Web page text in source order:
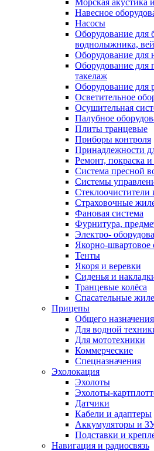
Морская акустика
Навесное
Насосы
Оборудование для
воднолыжника,
Оборудование для
Оборудование для
такелаж
Оборудование для
Осветительное
Осушительная
Палубное
Плиты транцевые
Приборы контроля
Принадлежности
Ремонт, покраска
Система пресной
Системы
Стеклоочистители
Страховочные
Фановая система
Фурнитура,
Электро-
Якорно-швартовое
Тенты
Якоря и веревки
Сиденья и
Транцевые колёса
Спасательные
Прицепы
Общего назначения
Для водной
Для мототехники
Коммерческие
Спецназначения
Эхолокация
Эхолоты
Эхолоты-
Датчики
Кабели и адаптеры
Аккумуляторы и
Подставки и
Навигация и радиосвязь